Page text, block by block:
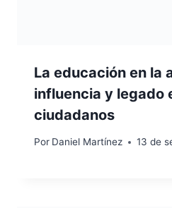
La educación en la
influencia y legado
ciudadanos
Por Daniel Martínez 13 de